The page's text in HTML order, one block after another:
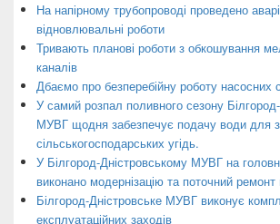
На напірному трубопроводі проведено
відновлювальні роботи
Тривають планові роботи з обкошування
каналів
Дбаємо про безперебійну роботу насосних
У самий розпал поливного сезону
МУВГ щодня забезпечує подачу води для
сільськогосподарських угідь.
У Білгород-Дністровському МУВГ на
виконано модернізацію та поточний ремонт
Білгород-Дністровське МУВГ виконує
експлуатаційних заходів